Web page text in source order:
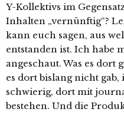
Y-Kollektivs im
Inhalten „vernünftig“?
kann euch sagen, aus
entstanden ist. Ich habe
angeschaut. Was es dort
es dort bislang nicht gab,
schwierig, dort mit
bestehen. Und die